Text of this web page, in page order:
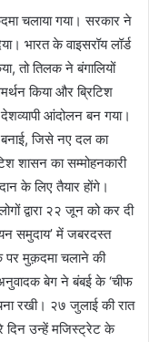
चलाया गया। सरकार ने
भारत के वाइसरॉय लॉर्ड
तो तिलक ने बंगालियों
किया और ब्रिटिश
आंदोलन बन गया।
जिसे नए दल का
शासन का सम्मोहनकारी
के लिए तैयार होंगे।
द्वारा २२ जून को कर दी
समुदाय’ में जबरदस्त
मुक़दमा चलाने की
बेग ने बंबई के ‘चीफ
रखी। २७ जुलाई की रात
दिन उन्हें मजिस्ट्रेट के